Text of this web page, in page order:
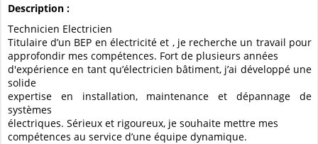
Description :
Technicien Electricien
Titulaire d’un BEP en électricité et , je recherche un travail pour
approfondir mes compétences. Fort de plusieurs années
d'expérience en tant qu’électricien bâtiment, j’ai développé une
solide
expertise en installation, maintenance et dépannage de
systèmes
électriques. Sérieux et rigoureux, je souhaite mettre mes
compétences au service d’une équipe dynamique.